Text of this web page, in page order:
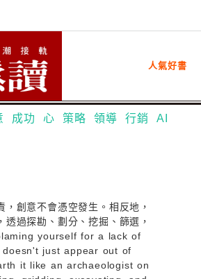
人氣好書
成功 心 策略 領導 行銷 AI
，創意不會憑空發生。相反地，
過探勘、劃分、挖掘、篩選，
yourself for a lack of
just appear out of
it like an archaeologist on